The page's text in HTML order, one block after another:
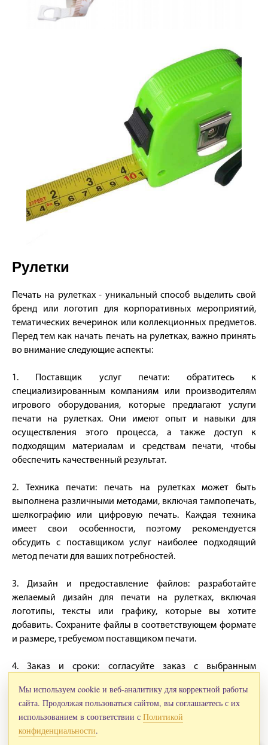
Рулетки
Печать на рулетках - уникальный способ выделить свой
бренд или логотип для корпоративных мероприятий,
тематических вечеринок или коллекционных предметов.
Перед тем как начать печать на рулетках, важно принять
во внимание следующие аспекты:
1. Поставщик услуг печати: обратитесь к
специализированным компаниям или производителям
игрового оборудования, которые предлагают услуги
печати на рулетках. Они имеют опыт и навыки для
осуществления этого процесса, а также доступ к
подходящим материалам и средствам печати, чтобы
обеспечить качественный результат.
2. Техника печати: печать на рулетках может быть
выполнена различными методами, включая тампопечать,
шелкографию или цифровую печать. Каждая техника
имеет свои особенности, поэтому рекомендуется
обсудить с поставщиком услуг наиболее подходящий
метод печати для ваших потребностей.
3. Дизайн и предоставление файлов: разработайте
желаемый дизайн для печати на рулетках, включая
логотипы, тексты или графику, которые вы хотите
добавить. Сохраните файлы в соответствующем формате
и размере, требуемом поставщиком печати.
4. Заказ и сроки: согласуйте заказ с выбранным
любые дополнительные требования, которые у вас могут
быть. Обсудите с ними сроки выполнения заказа и
доставки.
Мы используем cookie и веб-аналитику для корректной работы
сайта. Продолжая пользоваться сайтом, вы соглашаетесь с их
использованием в соответствии с Политикой
конфиденциальности.